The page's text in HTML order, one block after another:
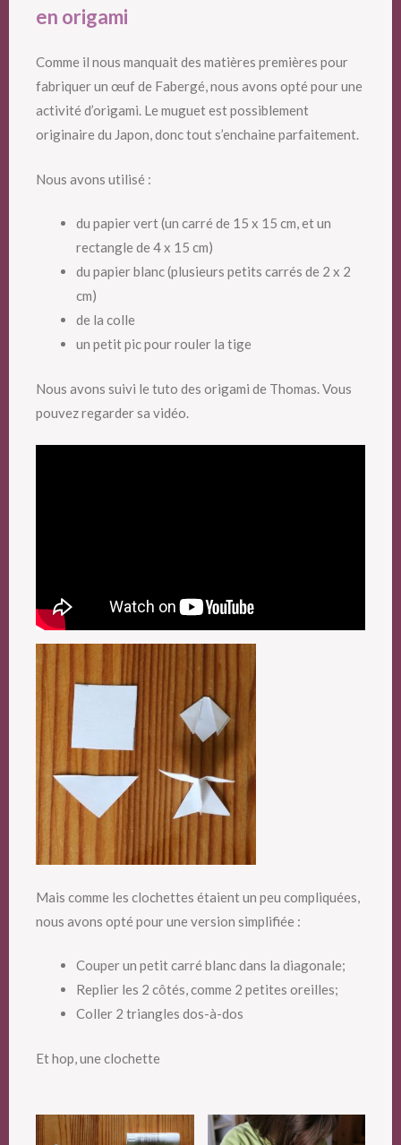
en origami
Comme il nous manquait des matières premières pour
fabriquer un œuf de Fabergé, nous avons opté pour une
activité d’origami. Le muguet est possiblement
originaire du Japon, donc tout s’enchaine parfaitement.
Nous avons utilisé :
du papier vert (un carré de 15 x 15 cm, et un
rectangle de 4 x 15 cm)
du papier blanc (plusieurs petits carrés de 2 x 2
cm)
de la colle
un petit pic pour rouler la tige
Nous avons suivi le tuto des origami de Thomas. Vous
pouvez regarder sa vidéo.
Mais comme les clochettes étaient un peu compliquées,
nous avons opté pour une version simplifiée :
Couper un petit carré blanc dans la diagonale;
Replier les 2 côtés, comme 2 petites oreilles;
Coller 2 triangles dos-à-dos
Et hop, une clochette